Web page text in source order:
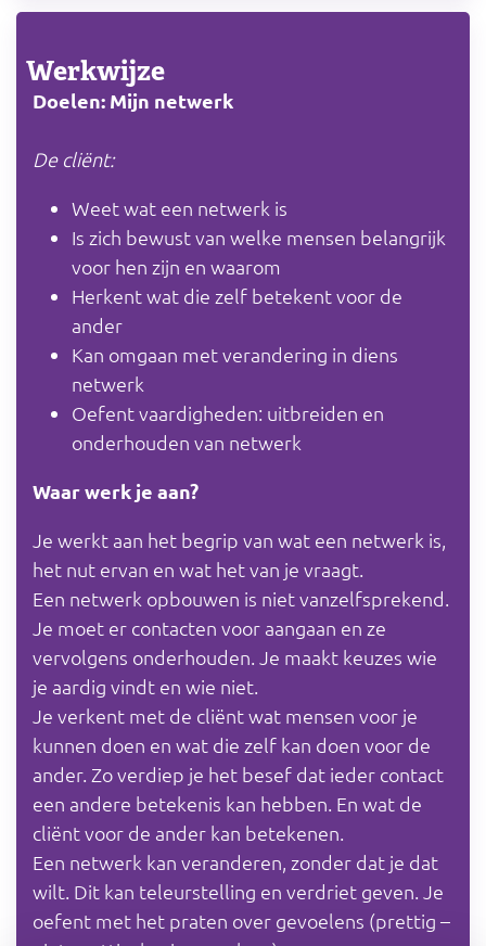
Werkwijze
Doelen: Mijn netwerk
De cliënt:
Weet wat een netwerk is
Is zich bewust van welke mensen belangrijk
voor hen zijn en waarom
Herkent wat die zelf betekent voor de
ander
Kan omgaan met verandering in diens
netwerk
Oefent vaardigheden: uitbreiden en
onderhouden van netwerk
Waar werk je aan?
Je werkt aan het begrip van wat een netwerk is,
het nut ervan en wat het van je vraagt.
Een netwerk opbouwen is niet vanzelfsprekend.
Je moet er contacten voor aangaan en ze
vervolgens onderhouden. Je maakt keuzes wie
je aardig vindt en wie niet.
Je verkent met de cliënt wat mensen voor je
kunnen doen en wat die zelf kan doen voor de
ander. Zo verdiep je het besef dat ieder contact
een andere betekenis kan hebben. En wat de
cliënt voor de ander kan betekenen.
Een netwerk kan veranderen, zonder dat je dat
wilt. Dit kan teleurstelling en verdriet geven. Je
oefent met het praten over gevoelens (prettig –